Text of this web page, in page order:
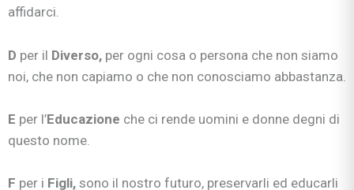
affidarci.
D per il Diverso, per ogni cosa o persona che non siamo
noi, che non capiamo o che non conosciamo abbastanza.
E per l’Educazione che ci rende uomini e donne degni di
questo nome.
F per i Figli, sono il nostro futuro, preservarli ed educarli